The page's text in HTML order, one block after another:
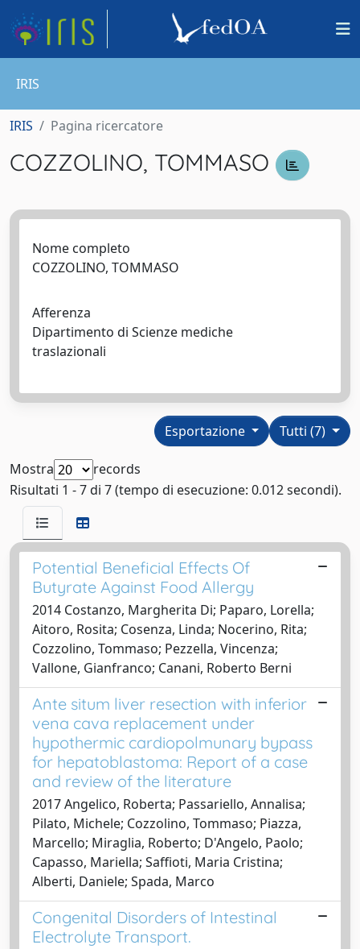
IRIS
IRIS Pagina ricercatore
COZZOLINO, TOMMASO
Nome completo
COZZOLINO, TOMMASO
Afferenza
Dipartimento di Scienze mediche
traslazionali
Tutti (7)
Esportazione
Mostra
records
Risultati 1 - 7 di 7 (tempo di esecuzione: 0.012 secondi).
Potential Beneficial Effects Of
Butyrate Against Food Allergy
2014 Costanzo, Margherita Di; Paparo, Lorella;
Aitoro, Rosita; Cosenza, Linda; Nocerino, Rita;
Cozzolino, Tommaso; Pezzella, Vincenza;
Vallone, Gianfranco; Canani, Roberto Berni
Ante situm liver resection with inferior
vena cava replacement under
hypothermic cardiopolmunary bypass
for hepatoblastoma: Report of a case
and review of the literature
2017 Angelico, Roberta; Passariello, Annalisa;
Pilato, Michele; Cozzolino, Tommaso; Piazza,
Marcello; Miraglia, Roberto; D'Angelo, Paolo;
Capasso, Mariella; Saffioti, Maria Cristina;
Alberti, Daniele; Spada, Marco
Congenital Disorders of Intestinal
Electrolyte Transport.